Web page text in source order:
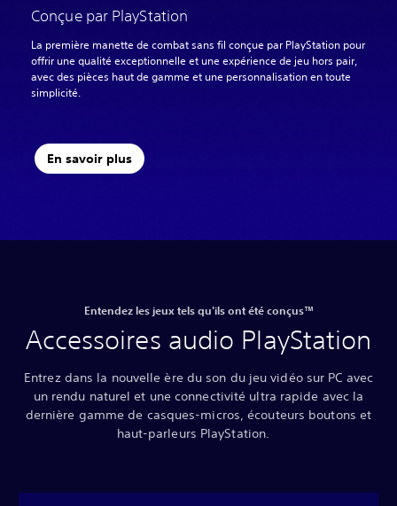
Conçue par PlayStation
La première manette de combat sans fil conçue par PlayStation pour
offrir une qualité exceptionnelle et une expérience de jeu hors pair,
avec des pièces haut de gamme et une personnalisation en toute
simplicité.
En savoir plus
Entendez les jeux tels qu'ils ont été conçus™
Accessoires audio PlayStation
Entrez dans la nouvelle ère du son du jeu vidéo sur PC avec
un rendu naturel et une connectivité ultra rapide avec la
dernière gamme de casques-micros, écouteurs boutons et
haut-parleurs PlayStation.